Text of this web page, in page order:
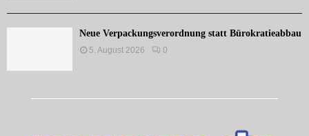
Neue Verpackungsverordnung statt Bürokratieabbau
5. August 2026 0